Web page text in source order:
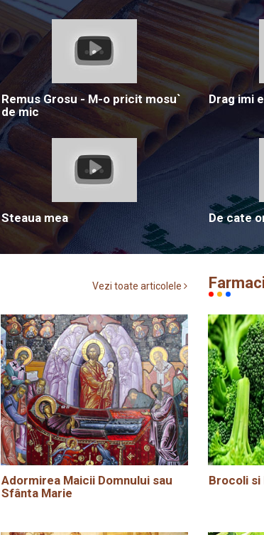
Remus Grosu - M-o pricit mosu`
de mic
Drag imi
Steaua mea De cate
Vezi toate articolele
Adormirea Maicii Domnului sau
Sfânta Marie
Brocoli